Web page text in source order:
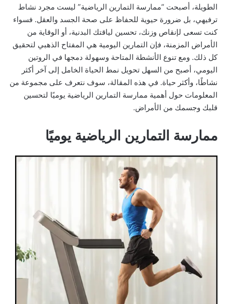
الطويلة، أصبحت “ممارسة التمارين الرياضية” ليست مجرد نشاط
ترفيهي، بل ضرورة حيوية للحفاظ على صحة الجسد والعقل. فسواء
كنت تسعى لإنقاص وزنك، تحسين لياقتك البدنية، أو الوقاية من
الأمراض المزمنة، فإن التمارين اليومية هي المفتاح الذهبي لتحقيق
كل ذلك. ومع تنوع الأنشطة المتاحة وسهولة دمجها في الروتين
اليومي، أصبح من السهل تحويل نمط الحياة الخامل إلى آخر أكثر
نشاطًا، وأكثر حياة. في هذه المقالة، سوف نتعرف على مجموعة من
المعلومات حول أهمية ممارسة التمارين الرياضية يوميًا لتحسين
قلبك وجسمك من الأمراض.
ممارسة التمارين الرياضية يوميًا